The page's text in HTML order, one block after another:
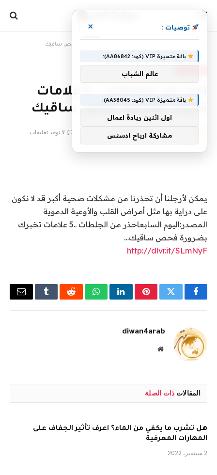
احذر من الجلطات ..5 علامات
تخبرك بضرورة فحص ساقيك
diwan4arab 16 مارس، 2022
لا توجد تعليقات
1 دقائق
يمكن لأرجلنا أن تحذرنا من مشكلات صحية أكبر قد لا نكون
على دراية بها مثل أمراض القلب والأوعية الدموية
المصدر:اليوم السابعاحذر من الجلطات ..5 علامات تخبرك
بضرورة فحص ساقيك…
http://dlvr.it/SLmNyF
فيسبوكتويتر بينتيريستلينكدإنواتسابرديت Tumblrالبريد
diwan4arab
موقع
المقالات ذات الصلة
هل تشرب ما يكفي من الماء؟ اعرف تأثير الجفاف على
المهارات المعرفية
2 سبتمبر، 2022
توصيات : ×
باقة متميزة VIP (كود: AA86842):
عالم الشباب
باقة متميزة VIP (كود: AA38045):
اول اثنين ريادة اعمال
مشاركة ارباح ادسنس